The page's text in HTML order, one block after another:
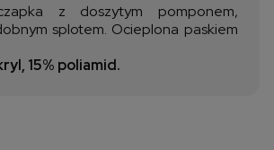
z doszytym pomponem,
splotem. Ocieplona paskiem
15% poliamid.